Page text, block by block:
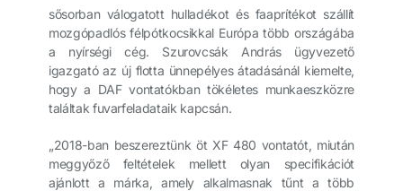
sősorban válogatott hulladékot és faaprítékot szállít
mozgópadlós félpótkocsikkal Európa több országába
a nyírségi cég. Szurovcsák András ügyvezető
igazgató az új flotta ünnepélyes átadásánál kiemelte,
hogy a DAF vontatókban tökéletes munkaeszközre
találtak fuvarfeladataik kapcsán.
„2018-ban beszereztünk öt XF 480 vontatót, miután
meggyőző feltételek mellett olyan specifikációt
ajánlott a márka, amely alkalmasnak tűnt a több